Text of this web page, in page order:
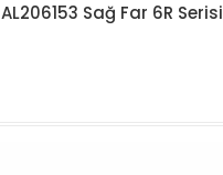
AL206153 Sağ Far 6R Serisi